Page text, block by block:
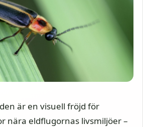
är en visuell fröjd för
nära eldflugornas livsmiljöer –